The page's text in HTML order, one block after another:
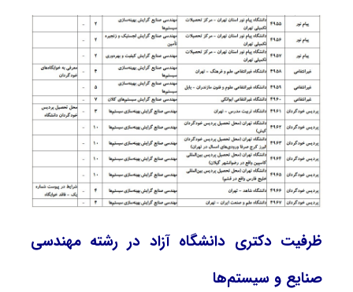
ظرفیت دکتری دانشگاه آزاد در رشته مهندسی
صنایع و سیستم‌ها